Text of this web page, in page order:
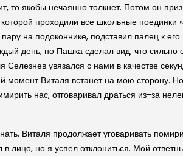
якобы нечаянно толкнет. Потом он
проходили все школьные
на подоконнике, подставил палец к
день, но Пашка сделал вид, что сильно
увязался с нами в качестве
момент Виталя встанет на мою сторону.
нас, отговаривал драться из-за
Виталя продолжает уговаривать
но я успел отклониться. Мой